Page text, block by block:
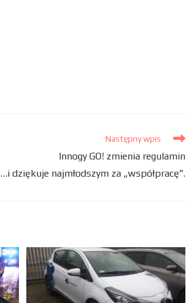
Następny wpis
Innogy GO! zmienia regulamin
…i dziękuje najmłodszym za „współpracę”.